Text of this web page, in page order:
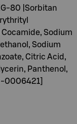
80 |Sorbitan
Sodium
Sodium
Citric Acid,
Panthenol,
0006421]